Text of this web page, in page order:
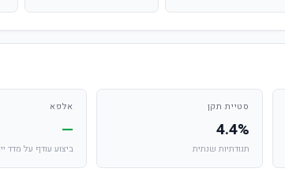
סטיית תקן
4.4%
תנודתיות שנתית
אלפא
—
ביצוע עודף על מדד